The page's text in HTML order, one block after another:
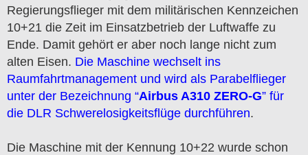
Regierungsflieger mit dem militärischen Kennzeichen
10+21 die Zeit im Einsatzbetrieb der Luftwaffe zu
Ende. Damit gehört er aber noch lange nicht zum
alten Eisen. Die Maschine wechselt ins
Raumfahrtmanagement und wird als Parabelflieger
unter der Bezeichnung “Airbus A310 ZERO-G” für
die DLR Schwerelosigkeitsflüge durchführen.
Die Maschine mit der Kennung 10+22 wurde schon